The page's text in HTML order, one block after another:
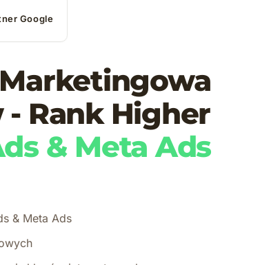
Google
- Rank Higher
& Meta Ads
& Meta Ads